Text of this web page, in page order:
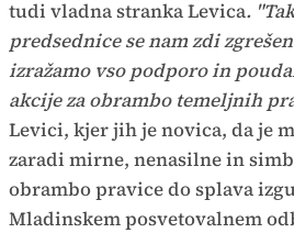
tudi vladna stranka Levica.
predsednice se nam zdi
izražamo vso podporo in
akcije za obrambo temeljnih
Levici, kjer jih je novica, da je
zaradi mirne, nenasilne in
obrambo pravice do splava
Mladinskem posvetovalnem